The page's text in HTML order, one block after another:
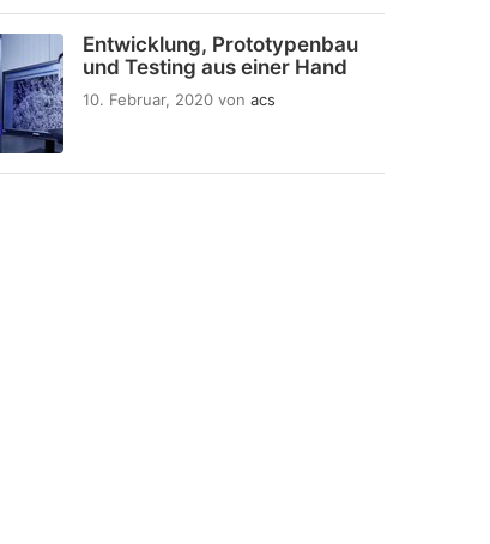
Entwicklung, Prototypenbau
und Testing aus einer Hand
10. Februar, 2020 von acs